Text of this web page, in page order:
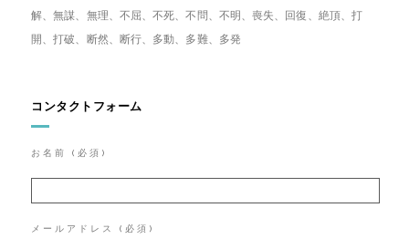
解、無謀、無理、不屈、不死、不問、不明、喪失、回復、絶頂、打
開、打破、断然、断行、多動、多難、多発
コンタクトフォーム
お名前 (必須)
メールアドレス (必須)